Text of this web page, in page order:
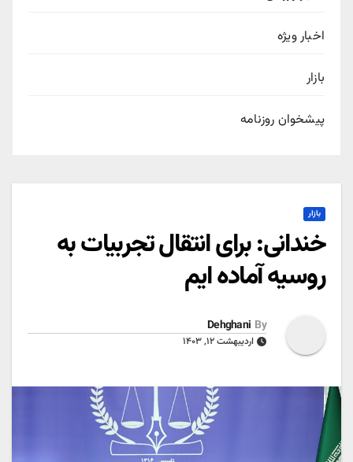
اخبار ویژه
بازار
پیشخوان روزنامه
بازار
خندانی: برای انتقال تجربیات به
روسیه آماده ایم
By
Dehghani
اردیبهشت ۱۲, ۱۴۰۳